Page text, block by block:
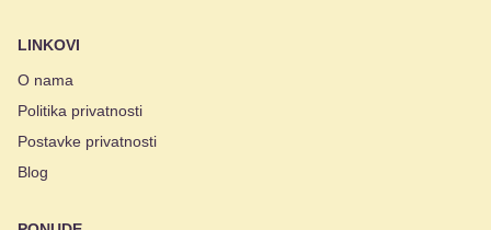
LINKOVI
O nama
Politika privatnosti
Postavke privatnosti
Blog